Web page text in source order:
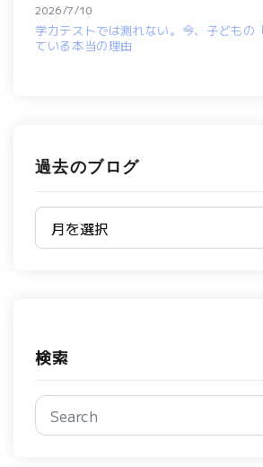
学力テストでは測れない。今、子どもの
ている本当の理由
2026/7/10
過去のブログ
過去のブログ
検索